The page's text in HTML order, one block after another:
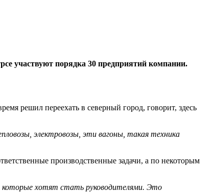
участвуют порядка 30 предприятий компании.
решил переехать в северный город, говорит, здесь
электровозы, эти вагоны, такая техника
производственные задачи, а по некоторым
которые хотят стать руководителями. Это